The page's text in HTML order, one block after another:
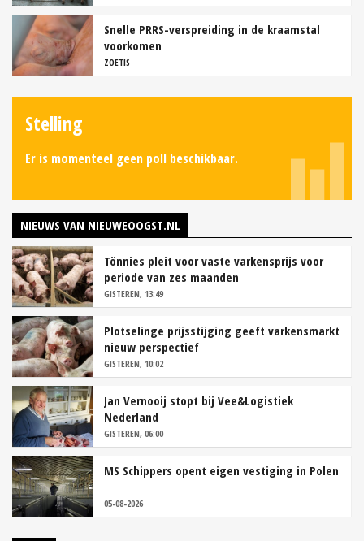
Snelle PRRS-verspreiding in de kraamstal
voorkomen
ZOETIS
Stelling
Er is momenteel geen poll beschikbaar.
NIEUWS VAN NIEUWEOOGST.NL
Tönnies pleit voor vaste varkensprijs voor
periode van zes maanden
GISTEREN, 13:49
Plotselinge prijsstijging geeft varkensmarkt
nieuw perspectief
GISTEREN, 10:02
Jan Vernooij stopt bij Vee&Logistiek
Nederland
GISTEREN, 06:00
MS Schippers opent eigen vestiging in Polen
05-08-2026